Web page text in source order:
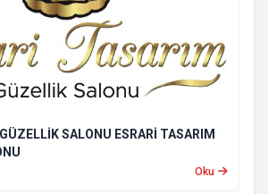
SALONU ESRARİ TASARIM
Oku